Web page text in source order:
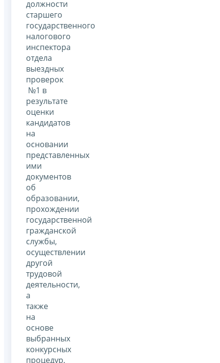
должности
старшего
государственного
налогового
инспектора
отдела
выездных
проверок
№1 в
результате
оценки
кандидатов
на
основании
представленных
ими
документов
об
образовании,
прохождении
государственной
гражданской
службы,
осуществлении
другой
трудовой
деятельности,
а
также
на
основе
выбранных
конкурсных
процедур,